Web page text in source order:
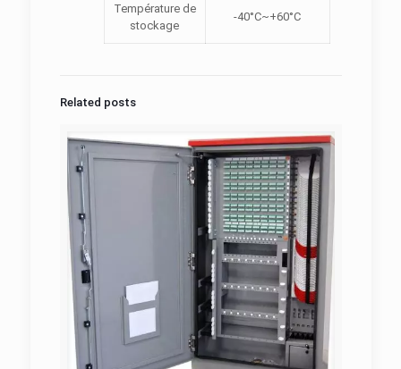
Température de
stockage
-40°C~+60°C
Related posts